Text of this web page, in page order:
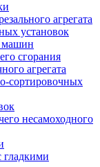
агрегата
установок
сгорания
агрегата
сортировочных
несамоходного
гладкими